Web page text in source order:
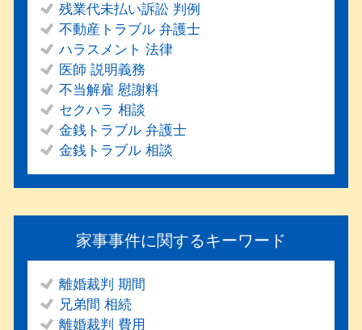
残業代未払い訴訟 判例
不動産トラブル 弁護士
ハラスメント 法律
医師 説明義務
不当解雇 慰謝料
セクハラ 相談
金銭トラブル 弁護士
金銭トラブル 相談
家事事件に関するキーワード
離婚裁判 期間
兄弟間 相続
離婚裁判 費用